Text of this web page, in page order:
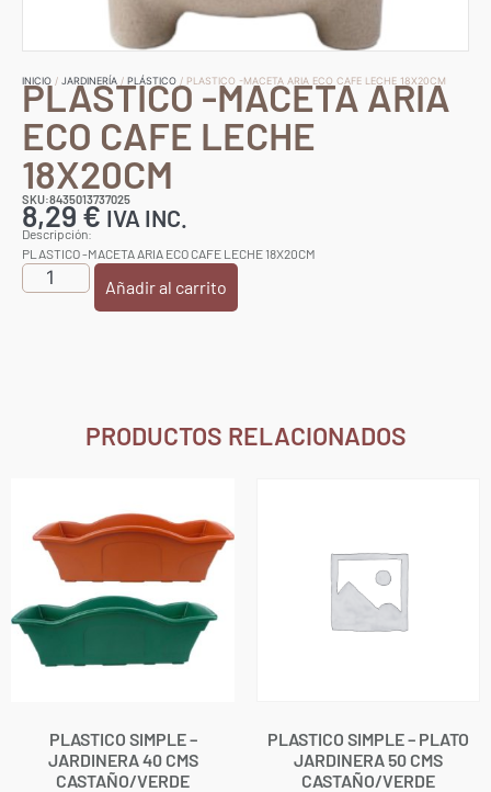
INICIO / JARDINERÍA / PLÁSTICO / PLASTICO -MACETA ARIA ECO CAFE LECHE 18X20CM
PLASTICO -MACETA ARIA
ECO CAFE LECHE
18X20CM
SKU:8435013737025
8,29€ IVA INC.
Descripción:
PLASTICO -MACETA ARIA ECO CAFE LECHE 18X20CM
Añadir al carrito
PRODUCTOS RELACIONADOS
PLASTICO SIMPLE –
JARDINERA 40 CMS
CASTAÑO/VERDE
PLASTICO SIMPLE – PLATO
JARDINERA 50 CMS
CASTAÑO/VERDE